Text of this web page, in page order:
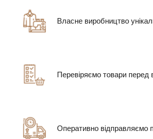
Власне виробництво
Перевіряємо товари перед
Оперативно відправляємо